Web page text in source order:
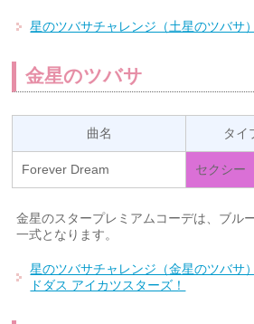
星のツバサチャレンジ（土星のツバサ）
金星のツバサ
曲名 タイ
Forever Dream セクシー
金星のスタープレミアムコーデは、ブル
一式となります。
星のツバサチャレンジ（金星のツバサ
ドダス アイカツスターズ！